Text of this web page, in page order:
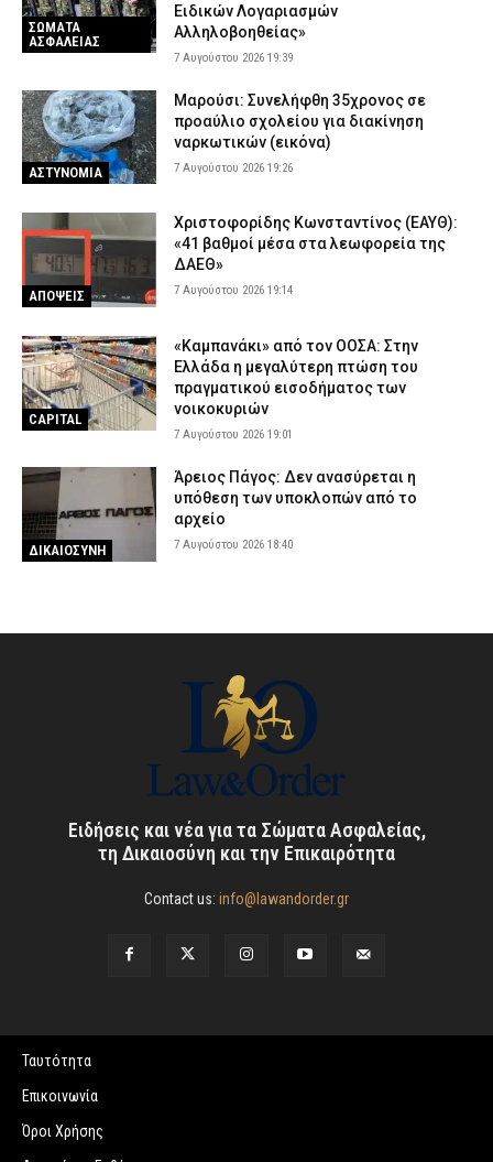
ΣΩΜΑΤΑ
ΑΣΦΑΛΕΙΑΣ
Ειδικών Λογαριασμών
Αλληλοβοηθείας»
7 Αυγούστου 2026 19:39
ΑΣΤΥΝΟΜΙΑ
Μαρούσι: Συνελήφθη 35χρονος σε
προαύλιο σχολείου για διακίνηση
ναρκωτικών (εικόνα)
7 Αυγούστου 2026 19:26
ΑΠΟΨΕΙΣ
Χριστοφορίδης Κωνσταντίνος (ΕΑΥΘ):
«41 βαθμοί μέσα στα λεωφορεία της
ΔΑΕΘ»
7 Αυγούστου 2026 19:14
CAPITAL
«Καμπανάκι» από τον ΟΟΣΑ: Στην
Ελλάδα η μεγαλύτερη πτώση του
πραγματικού εισοδήματος των
νοικοκυριών
7 Αυγούστου 2026 19:01
ΔΙΚΑΙΟΣΥΝΗ
Άρειος Πάγος: Δεν ανασύρεται η
υπόθεση των υποκλοπών από το
αρχείο
7 Αυγούστου 2026 18:40
Ειδήσεις και νέα για τα Σώματα Ασφαλείας,
τη Δικαιοσύνη και την Επικαιρότητα
Contact us: info@lawandorder.gr
Ταυτότητα
Επικοινωνία
Όροι Χρήσης